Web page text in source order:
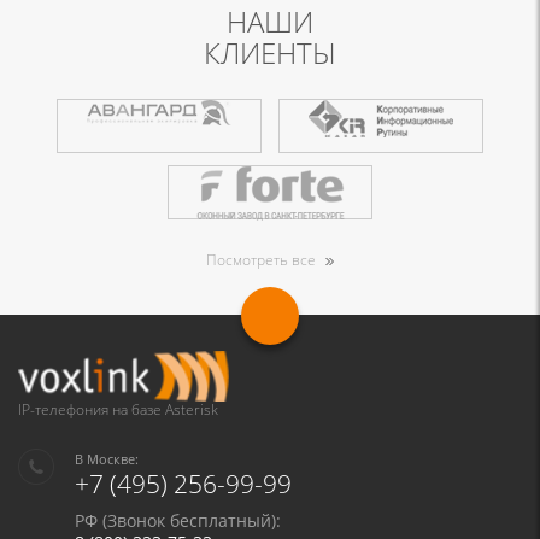
НАШИ
КЛИЕНТЫ
Посмотреть все
IP-телефония на базе Asterisk
В Москве:
+7 (495) 256-99-99
РФ (Звонок бесплатный):